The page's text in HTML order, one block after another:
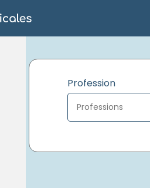
Profession